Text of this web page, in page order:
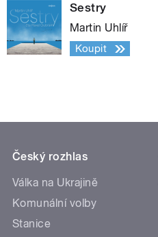
Sestry
Martin Uhlíř
Koupit
Český rozhlas
Válka na Ukrajině
Komunální volby
Stanice